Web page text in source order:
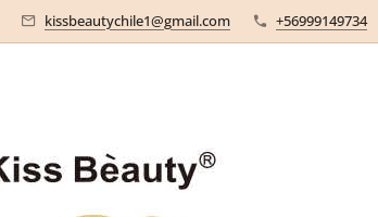
kissbeautychile1@gmail.com +56999149734